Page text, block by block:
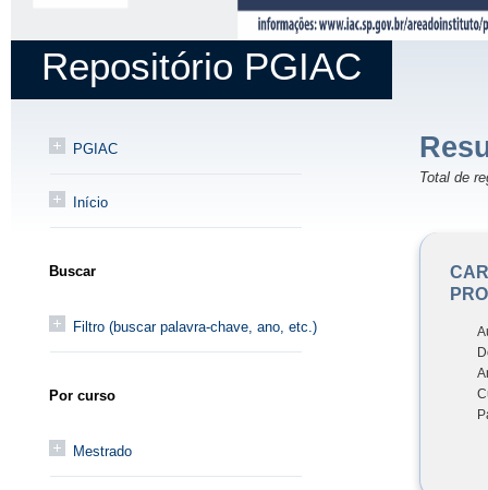
Repositório PGIAC
PGIAC
Início
Buscar
Filtro (buscar palavra-chave, ano, etc.)
Por curso
Mestrado
Total de